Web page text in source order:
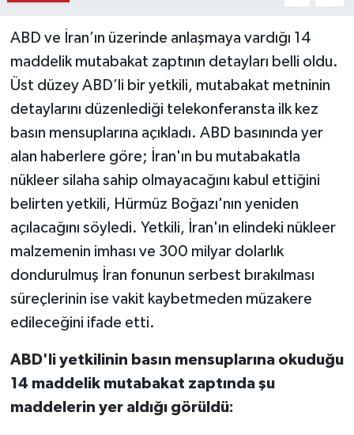
ABD ve İran’ın üzerinde anlaşmaya vardığı 14
maddelik mutabakat zaptının detayları belli oldu.
Üst düzey ABD’li bir yetkili, mutabakat metninin
detaylarını düzenlediği telekonferansta ilk kez
basın mensuplarına açıkladı. ABD basınında yer
alan haberlere göre; İran'ın bu mutabakatla
nükleer silaha sahip olmayacağını kabul ettiğini
belirten yetkili, Hürmüz Boğazı'nın yeniden
açılacağını söyledi. Yetkili, İran'ın elindeki nükleer
malzemenin imhası ve 300 milyar dolarlık
dondurulmuş İran fonunun serbest bırakılması
süreçlerinin ise vakit kaybetmeden müzakere
edileceğini ifade etti.
ABD'li yetkilinin basın mensuplarına okuduğu
14 maddelik mutabakat zaptında şu
maddelerin yer aldığı görüldü:
MAGAZİN